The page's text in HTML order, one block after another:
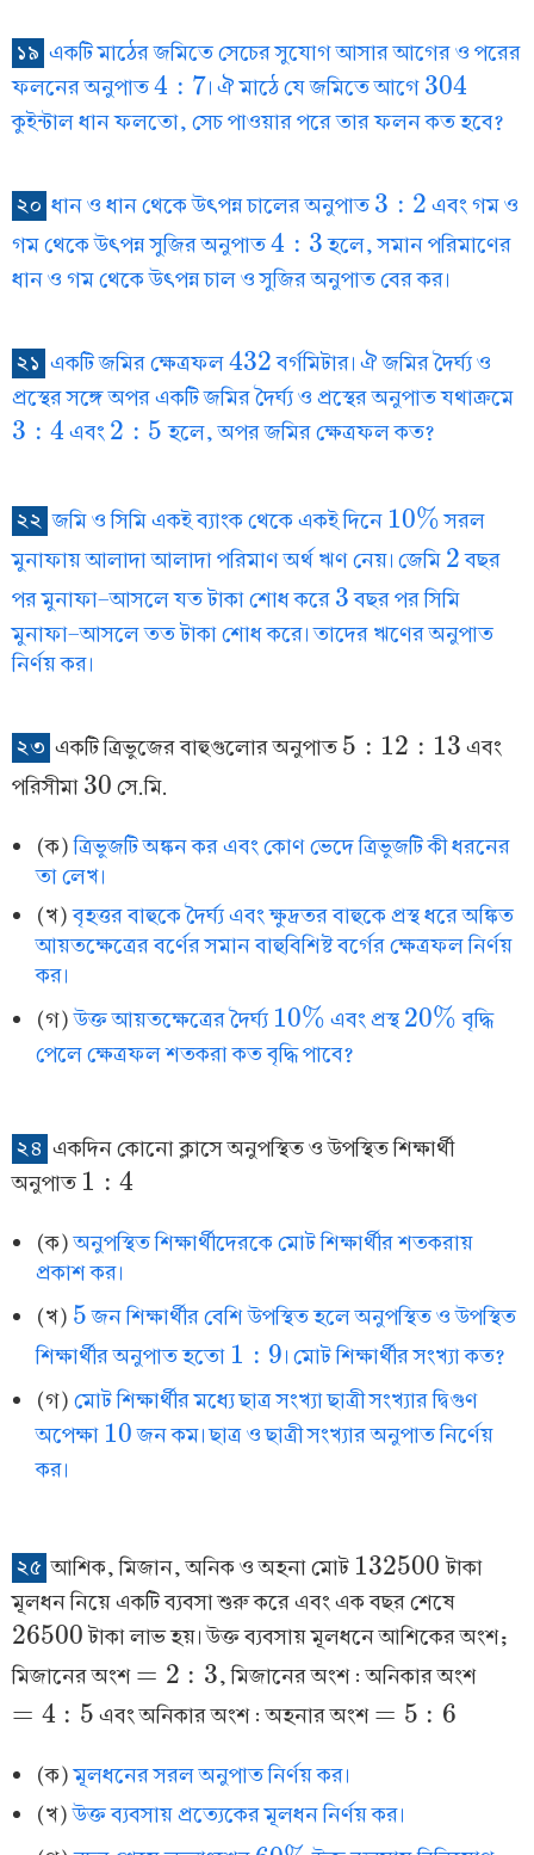
১৯ একটি মাঠের জমিতে সেচের সুযোগ আসার আগের ও পরের
ফলনের অনুপাত4 : 7
4: 7 । ঐ মাঠে যে জমিতে আগে 304
304
কুইন্টাল ধান ফলতো, সেচ পাওয়ার পরে তার ফলন কত হবে?
২০ ধান ও ধান থেকে উৎপন্ন চালের অনুপাত 3 : 2
3: 2
এবং গম ও
গম থেকে উৎপন্ন সুজির অনুপাত4 : 3
4: 3
হলে, সমান পরিমাণের
ধান ও গম থেকে উৎপন্ন চাল ও সুজির অনুপাত বের কর।
২১ একটি জমির ক্ষেত্রফল432
432 বর্গমিটার। ঐ জমির দৈর্ঘ্য ও
প্রস্থের সঙ্গে অপর একটি জমির দৈর্ঘ্য ও প্রস্থের অনুপাত যথাক্রমে
3 : 4
3: 4 এবং 2 : 5
2: 5 হলে, অপর জমির ক্ষেত্রফল কত?
২২ জমি ও সিমি একই ব্যাংক থেকে একই দিনে 10%
10% সরল
মুনাফায় আলাদা আলাদা পরিমাণ অর্থ ঋণ নেয়। জেমি 2
2 বছর
পর মুনাফা-আসলে যত টাকা শোধ করে 3
3 বছর পর সিমি
মুনাফা-আসলে তত টাকা শোধ করে। তাদের ঋণের অনুপাত
নির্ণয় কর।
২৩ একটি ত্রিভুজের বাহুগুলোর অনুপাত 5 : 12 : 13
5: 12 :13
এবং
পরিসীমা 30
30 সে.মি.
(ক)ত্রিভুজটি অঙ্কন কর এবং কোণ ভেদে ত্রিভুজটি কী ধরনের
তা লেখ।
(খ)বৃহত্তর বাহুকে দৈর্ঘ্য এবং ক্ষুদ্রতর বাহুকে প্রস্থ ধরে অঙ্কিত
আয়তক্ষেত্রের বর্ণের সমান বাহুবিশিষ্ট বর্গের ক্ষেত্রফল নির্ণয়
কর।
(গ)উক্ত আয়তক্ষেত্রের দৈর্ঘ্য 10%
10% এবং প্রস্থ20%
20% বৃদ্ধি
পেলে ক্ষেত্রফল শতকরা কত বৃদ্ধি পাবে?
২৪ একদিন কোনো ক্লাসে অনুপস্থিত ও উপস্থিত শিক্ষার্থী
অনুপাত 1 : 4
1: 4
(ক)অনুপস্থিত শিক্ষার্থীদেরকে মোট শিক্ষার্থীর শতকরায়
প্রকাশ কর।
(খ) 5
5 জন শিক্ষার্থীর বেশি উপস্থিত হলে অনুপস্থিত ও উপস্থিত
শিক্ষার্থীর অনুপাত হতো 1 : 9
1: 9
। মোট শিক্ষার্থীর সংখ্যা কত?
(গ) মোট শিক্ষার্থীর মধ্যে ছাত্র সংখ্যা ছাত্রী সংখ্যার দ্বিগুণ
অপেক্ষা 10
10 জন কম। ছাত্র ও ছাত্রী সংখ্যার অনুপাত নির্ণেয়
কর।
২৫ আশিক, মিজান, অনিক ও অহনা মোট 132500
132500
টাকা
মূলধন নিয়ে একটি ব্যবসা শুরু করে এবং এক বছর শেষে
26500
26500
টাকা লাভ হয়। উক্ত ব্যবসায় মূলধনে আশিকের অংশ;
মিজানের অংশ = 2 : 3
=2 3 , মিজানের অংশ : অনিকার অংশ
= 4 : 5
=4 5 এবং অনিকার অংশ : অহনার অংশ = 5 : 6
=5 6
(ক)মূলধনের সরল অনুপাত নির্ণয় কর।
(খ)উক্ত ব্যবসায় প্রত্যেকের মূলধন নির্ণয় কর।